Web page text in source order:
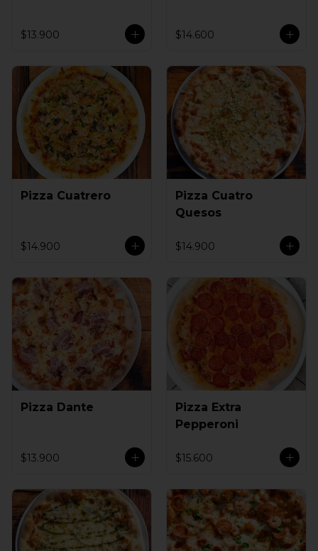
$13.900 $14.600
Pizza Cuatrero
$14.900
Pizza Cuatro
Quesos
$14.900
Pizza Dante
$13.900
Pizza Extra
Pepperoni
$15.600